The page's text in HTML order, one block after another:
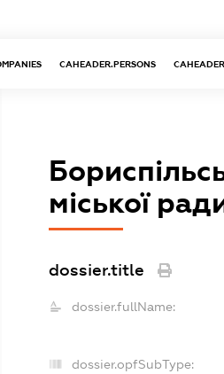
CAHEADER.PERSONS
міської
dossier.title
dossier.fullName:
dossier.opfSubType: